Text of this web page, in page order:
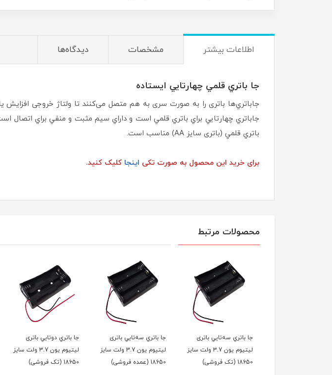
اطلاعات بيشتر مشخصات دیدگاه‌ها
جا باتري قلمي چهارتايي ایستاده
جاباتري‌ها باتری را به صورت سری به هم متصل می‌کنند تا ولتاژ خروجی افزایش
جاباتري چهارتايي براي باتري قلمي است و داراي سيم مثبت و منفي براي اتصال
باتري قلمي (باتری سايز AA) مناسب است.
برای خرید این محصول به صورت تکی اینجا کلیک کنید.
محصولات مرتبط
جا باتري سه‌تايي باتری
لیتیوم یون 3.7 ولت سایز
18650 (عمده فروشی)
جا باتري دوتايي باتری
لیتیوم یون 3.7 ولت سایز
18650 (تک فروشی)
جا باتري دوتايي باتری
لیتیوم یون 3.7 ولت سایز
18650 (عمده فروشی)